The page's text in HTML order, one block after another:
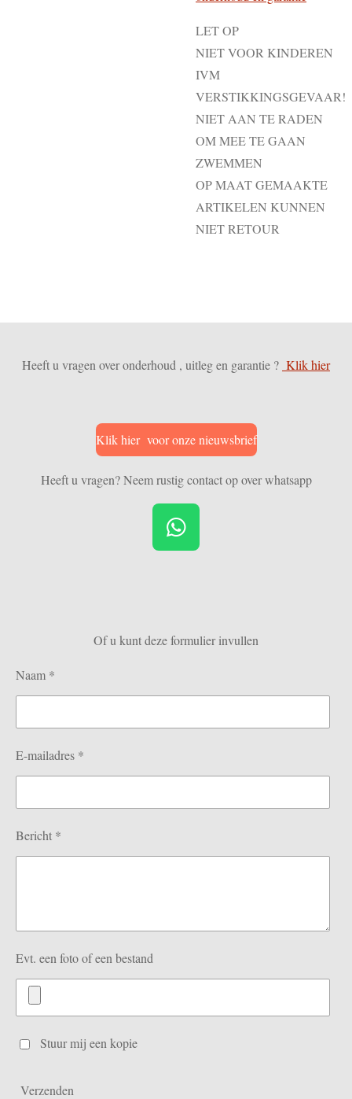
LET OP
NIET VOOR KINDEREN
IVM
VERSTIKKINGSGEVAAR!
NIET AAN TE RADEN
OM MEE TE GAAN
ZWEMMEN
OP MAAT GEMAAKTE
ARTIKELEN KUNNEN
NIET RETOUR
Heeft u vragen over onderhoud , uitleg en garantie ? Klik hier
Klik hier voor onze nieuwsbrief
Heeft u vragen? Neem rustig contact op over whatsapp
W
h
A
p
Of u kunt deze formulier invullen
Naam *
E-mailadres *
Bericht *
Evt. een foto of een bestand
Stuur mij een kopie
Verzenden